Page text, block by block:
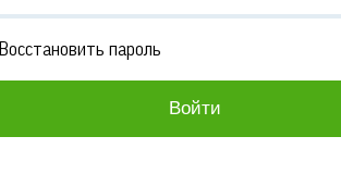
Восстановить пароль